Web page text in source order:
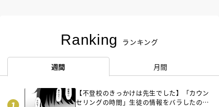
Ranking ランキング
週間 月間
【不登校のきっかけは先生でした】「カウン
セリングの時間」生徒の情報をバラしたの